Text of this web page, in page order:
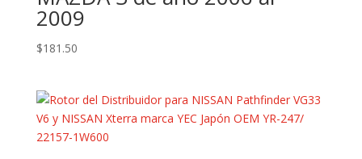
2009
$181.50